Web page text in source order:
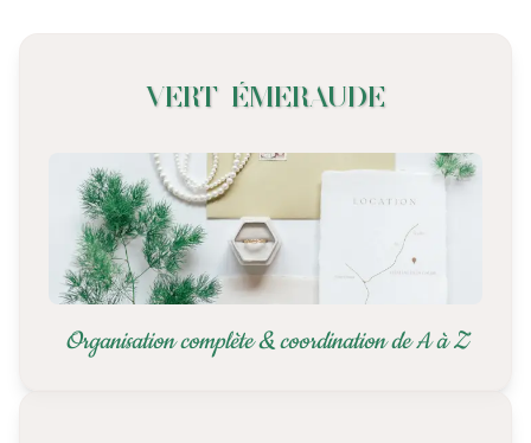
VERT ÉMERAUDE
Organisation complète & coordination de A à Z